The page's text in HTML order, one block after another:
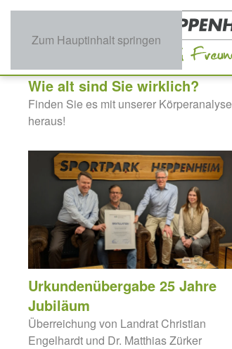
Zum Hauptinhalt springen
Wie alt sind Sie wirklich?
Finden Sie es mit unserer Körperanalyse
heraus!
Urkundenübergabe 25 Jahre
Jubiläum
Überreichung von Landrat Christian
Engelhardt und Dr. Matthias Zürker